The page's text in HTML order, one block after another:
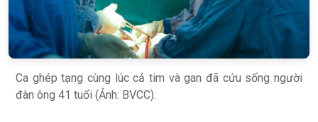
Ca ghép tạng cùng lúc cả tim và gan đã cứu sống người
đàn ông 41 tuổi (Ảnh: BVCC).